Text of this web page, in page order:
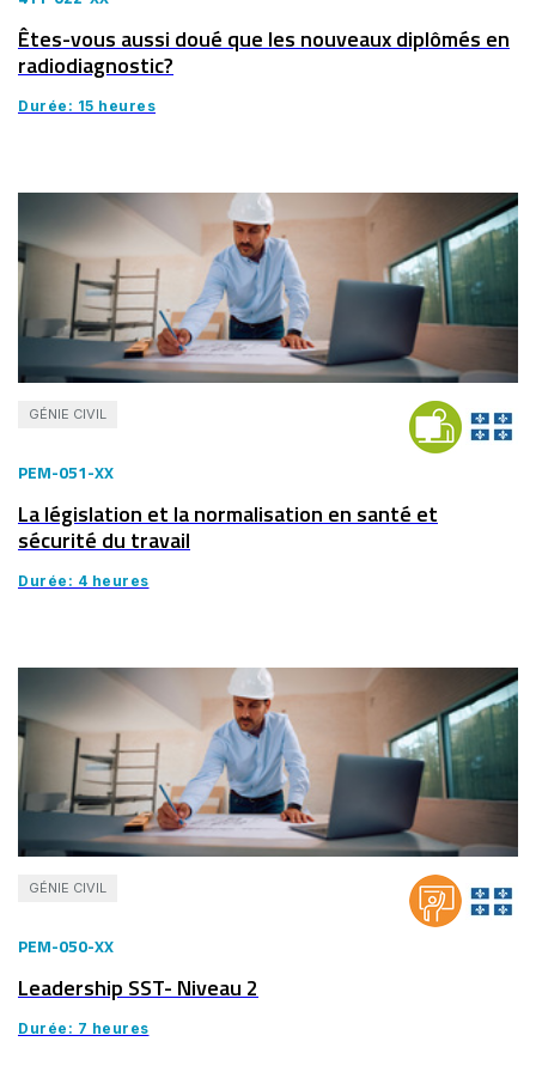
Êtes-vous aussi doué que les nouveaux diplômés en
radiodiagnostic?
Durée: 15 heures
GÉNIE CIVIL
PEM-051-XX
La législation et la normalisation en santé et
sécurité du travail
Durée: 4 heures
GÉNIE CIVIL
PEM-050-XX
Leadership SST- Niveau 2
Durée: 7 heures